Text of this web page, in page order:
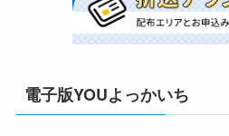
電子版YOUよっかいち